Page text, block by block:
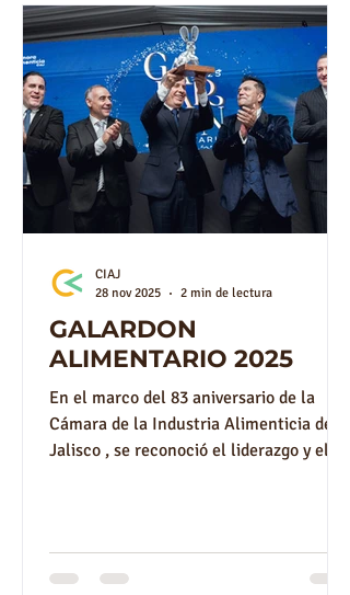
industria y ciudadanía. Desde hace
varios años, la entrega de picones y
chocolate caliente se ha convertid
GALARDON
ALIMENTARIO 2025
En el marco del 83 aniversario de la
Cámara de la Industria Alimenticia de
Jalisco , se reconoció el liderazgo y el
que honra la trayectoria, la visión y el
compromiso social de quienes sostienen
CIAJ
28 nov 2025
2 min de lectura